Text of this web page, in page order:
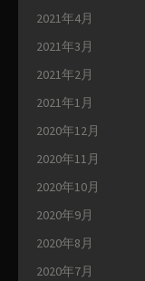
2021年4月
2021年3月
2021年2月
2021年1月
2020年12月
2020年11月
2020年10月
2020年9月
2020年8月
2020年7月